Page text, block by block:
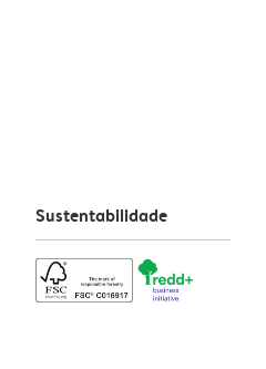
Sustentabilidade